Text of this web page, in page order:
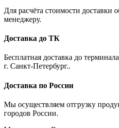
Для расчёта стоимости доставки
менеджеру.
Доставка до ТК
Бесплатная доставка до
г. Санкт-Петербург..
Доставка по России
Мы осуществляем отгрузку
городов России.